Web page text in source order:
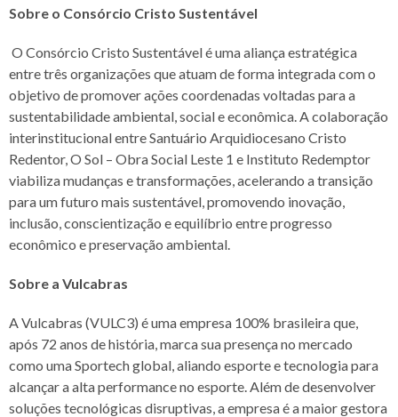
Sobre o Consórcio Cristo Sustentável
O Consórcio Cristo Sustentável é uma aliança estratégica
entre três organizações que atuam de forma integrada com o
objetivo de promover ações coordenadas voltadas para a
sustentabilidade ambiental, social e econômica. A colaboração
interinstitucional entre Santuário Arquidiocesano Cristo
Redentor, O Sol – Obra Social Leste 1 e Instituto Redemptor
viabiliza mudanças e transformações, acelerando a transição
para um futuro mais sustentável, promovendo inovação,
inclusão, conscientização e equilíbrio entre progresso
econômico e preservação ambiental.
Sobre a Vulcabras
A Vulcabras (VULC3) é uma empresa 100% brasileira que,
após 72 anos de história, marca sua presença no mercado
como uma Sportech global, aliando esporte e tecnologia para
alcançar a alta performance no esporte. Além de desenvolver
soluções tecnológicas disruptivas, a empresa é a maior gestora